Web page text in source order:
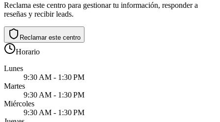
Reclama este centro para gestionar tu información, responder a
reseñas y recibir leads.
Reclamar este centro
Horario
Lunes
9:30 AM - 1:30 PM
Martes
9:30 AM - 1:30 PM
Miércoles
9:30 AM - 1:30 PM